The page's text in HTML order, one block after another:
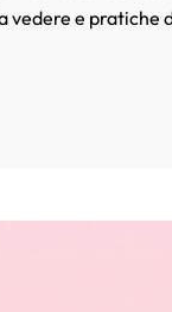
vedere e pratiche